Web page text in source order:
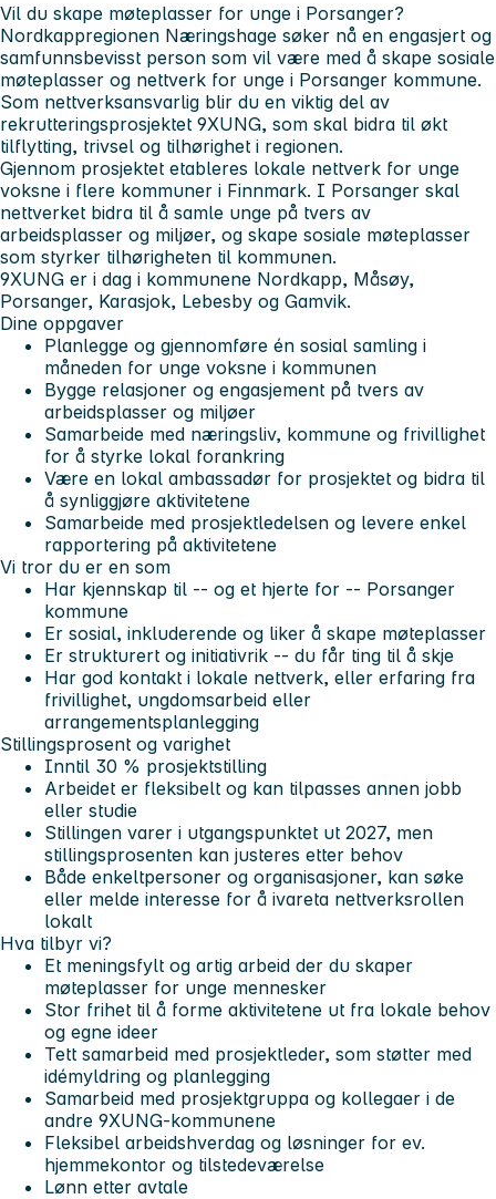
Vil du skape møteplasser for unge i Porsanger?
Nordkappregionen Næringshage søker nå en engasjert og
samfunnsbevisst person som vil være med å skape sosiale
møteplasser og nettverk for unge i Porsanger kommune.
Som nettverksansvarlig blir du en viktig del av
rekrutteringsprosjektet 9XUNG, som skal bidra til økt
tilflytting, trivsel og tilhørighet i regionen.
Gjennom prosjektet etableres lokale nettverk for unge
voksne i flere kommuner i Finnmark. I Porsanger skal
nettverket bidra til å samle unge på tvers av
arbeidsplasser og miljøer, og skape sosiale møteplasser
som styrker tilhørigheten til kommunen.
9XUNG er i dag i kommunene Nordkapp, Måsøy,
Porsanger, Karasjok, Lebesby og Gamvik.
Dine oppgaver
Planlegge og gjennomføre én sosial samling i
måneden for unge voksne i kommunen
Bygge relasjoner og engasjement på tvers av
arbeidsplasser og miljøer
Samarbeide med næringsliv, kommune og frivillighet
for å styrke lokal forankring
Være en lokal ambassadør for prosjektet og bidra til
å synliggjøre aktivitetene
Samarbeide med prosjektledelsen og levere enkel
rapportering på aktivitetene
Vi tror du er en som
Har kjennskap til -- og et hjerte for -- Porsanger
kommune
Er sosial, inkluderende og liker å skape møteplasser
Er strukturert og initiativrik -- du får ting til å skje
Har god kontakt i lokale nettverk, eller erfaring fra
frivillighet, ungdomsarbeid eller
arrangementsplanlegging
Stillingsprosent og varighet
Inntil 30 % prosjektstilling
Arbeidet er fleksibelt og kan tilpasses annen jobb
eller studie
Stillingen varer i utgangspunktet ut 2027, men
stillingsprosenten kan justeres etter behov
Både enkeltpersoner og organisasjoner, kan søke
eller melde interesse for å ivareta nettverksrollen
lokalt
Hva tilbyr vi?
Et meningsfylt og artig arbeid der du skaper
møteplasser for unge mennesker
Stor frihet til å forme aktivitetene ut fra lokale behov
og egne ideer
Tett samarbeid med prosjektleder, som støtter med
idémyldring og planlegging
Samarbeid med prosjektgruppa og kollegaer i de
andre 9XUNG-kommunene
Fleksibel arbeidshverdag og løsninger for ev.
hjemmekontor og tilstedeværelse
Lønn etter avtale